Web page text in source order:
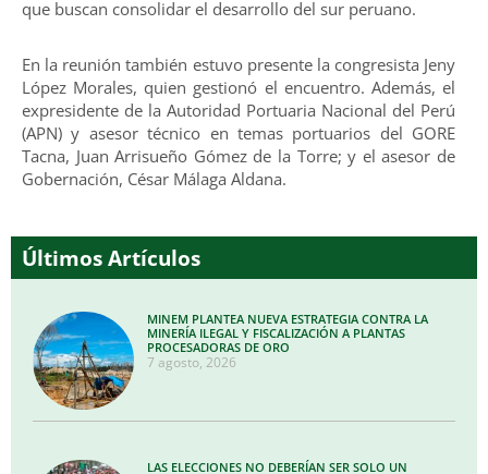
que buscan consolidar el desarrollo del sur peruano.
En la reunión también estuvo presente la congresista Jeny
López Morales, quien gestionó el encuentro. Además, el
expresidente de la Autoridad Portuaria Nacional del Perú
(APN) y asesor técnico en temas portuarios del GORE
Tacna, Juan Arrisueño Gómez de la Torre; y el asesor de
Gobernación, César Málaga Aldana.
Últimos Artículos
MINEM PLANTEA NUEVA ESTRATEGIA CONTRA LA
MINERÍA ILEGAL Y FISCALIZACIÓN A PLANTAS
PROCESADORAS DE ORO
7 agosto, 2026
LAS ELECCIONES NO DEBERÍAN SER SOLO UN